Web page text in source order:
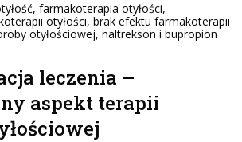
farmakoterapia otyłości,
otyłości, brak efektu farmakoterapii
otyłościowej, naltrekson i bupropion
leczenia –
aspekt terapii